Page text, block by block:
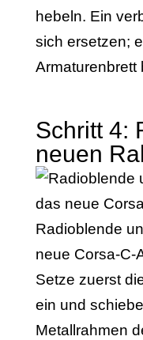
hebeln. Ein
sich ersetzen;
Armaturenbrett
Schritt 4:
neuen
Radioblende
neue Corsa-C-
Setze zuerst
ein und
Metallrahmen